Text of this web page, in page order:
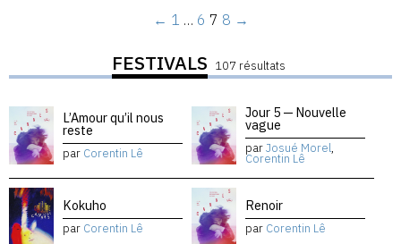
← 1 … 6 7 8 →
FESTIVALS 107 résultats
L’Amour qu’il nous
reste
par Corentin Lê
Jour 5 — Nouvelle
vague
parJosué Morel,
Corentin Lê
Kokuho
par Corentin Lê
Renoir
par Corentin Lê